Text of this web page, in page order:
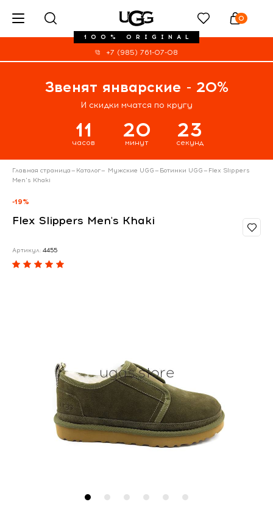
100% ORIGINAL
0
+7 (985) 761-07-08
Звенят январские - 20%
И скидки мчатся по кругу
11
часов
20
минут
23
секунд
Главная страница— Каталог— Мужские UGG— Ботинки UGG— Flex Slippers
Men's Khaki
-19%
Flex Slippers Men's Khaki
Артикул: 4455